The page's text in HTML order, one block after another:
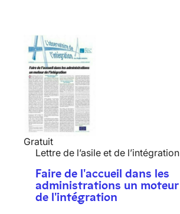
Gratuit
Lettre de l’asile et de l’intégration
Faire de l'accueil dans les
administrations un moteur
de l'intégration